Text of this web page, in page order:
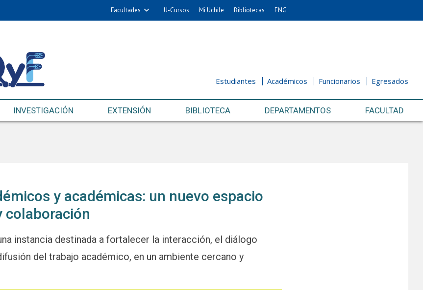
Facultades U-Cursos Mi Uchile Bibliotecas ENG
Estudiantes Académicos Funcionarios Egresados
INVESTIGACIÓN EXTENSIÓN BIBLIOTECA DEPARTAMENTOS FACULTAD
y académicas: un nuevo espacio
colaboración
instancia destinada a fortalecer la interacción, el diálogo
del trabajo académico, en un ambiente cercano y